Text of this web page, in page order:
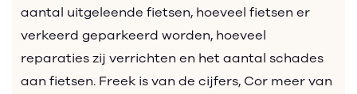
aantal uitgeleende fietsen, hoeveel fietsen er
verkeerd geparkeerd worden, hoeveel
reparaties zij verrichten en het aantal schades
aan fietsen. Freek is van de cijfers, Cor meer van